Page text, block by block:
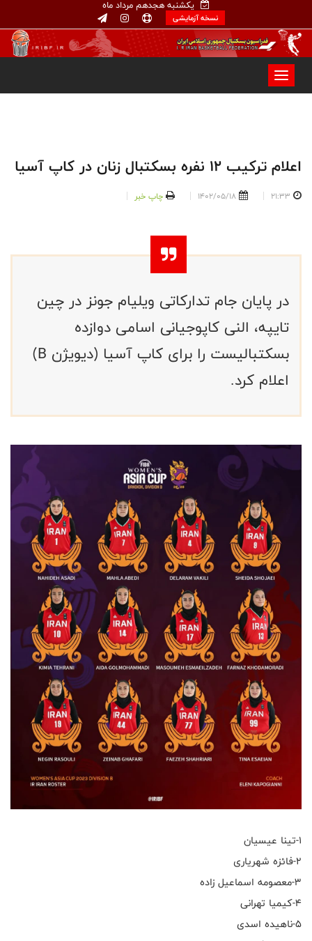
یکشنبه هجدهم مرداد ماه
نسخه آزمایشی
اعلام ترکیب ۱۲ نفره بسکتبال زنان در کاپ آسیا
21:33
1402/05/18 چاپ خبر
در پایان جام تدارکاتی ویلیام جونز در چین
تایپه، النی کاپوجیانی اسامی دوازده
بسکتبالیست را برای کاپ آسیا (دیویژن B)
اعلام کرد.
۱-تینا عیسیان
۲-فائزه شهریاری
۳-معصومه اسماعیل زاده
۴-کیمیا تهرانی
۵-ناهیده اسدی